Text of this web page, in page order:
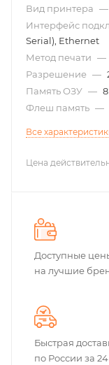
Вид принтера —
Интерфейс
Serial), Ethernet
Метод печати —
Разрешение —
Память ОЗУ —
Флеш память —
Все
Цена
Доступные
на лучшие
Быстрая
по России за